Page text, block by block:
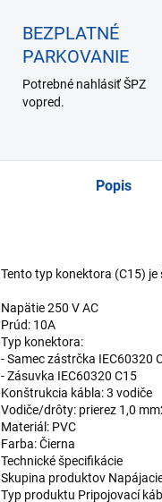
BEZPLATNÉ
PARKOVANIE
Potrebné nahlásiť ŠPZ
vopred.
Popis
Tento typ konektora (C15)
Napätie 250 V AC
Prúd: 10A
Typ konektora:
- Samec zástrčka IEC60320
- Zásuvka IEC60320 C15
Konštrukcia kábla: 3 vodiče
Vodiče/drôty: prierez 1,0
Materiál: PVC
Farba: Čierna
Technické špecifikácie
Skupina produktov
Typ produktu Pripojovací